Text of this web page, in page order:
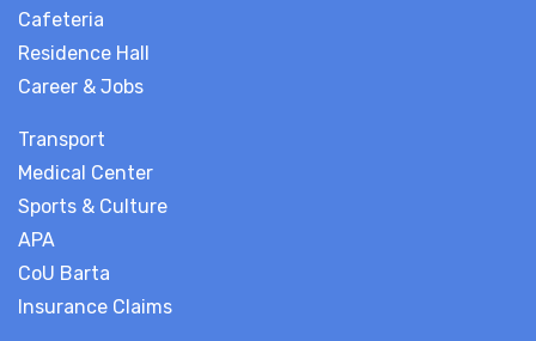
Cafeteria
Residence Hall
Career & Jobs
Transport
Medical Center
Sports & Culture
APA
CoU Barta
Insurance Claims